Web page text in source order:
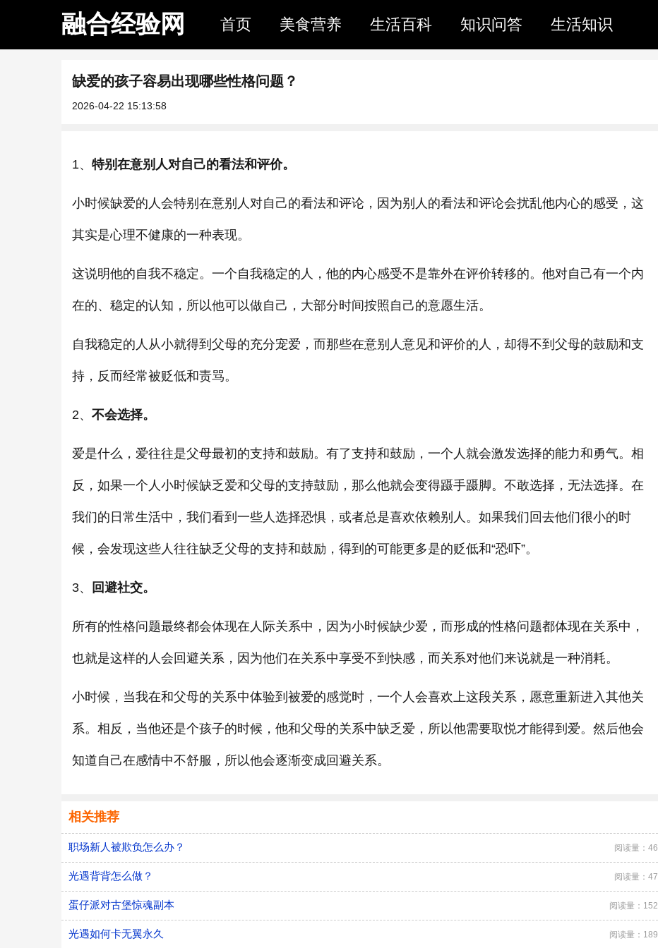
融合经验网 首页 美食营养 生活百科 知识问答 生活知识
缺爱的孩子容易出现哪些性格问题？
2026-04-22 15:13:58
1、 特别在意别人对自己的看法和评价。
小时候缺爱的人会特别在意别人对自己的看法和评论，因为别人的看法和评论会扰乱他内心的感受，这
其实是心理不健康的一种表现。
这说明他的自我不稳定。一个自我稳定的人，他的内心感受不是靠外在评价转移的。他对自己有一个内
在的、稳定的认知，所以他可以做自己，大部分时间按照自己的意愿生活。
自我稳定的人从小就得到父母的充分宠爱，而那些在意别人意见和评价的人，却得不到父母的鼓励和支
持，反而经常被贬低和责骂。
2、 不会选择。
爱是什么，爱往往是父母最初的支持和鼓励。有了支持和鼓励，一个人就会激发选择的能力和勇气。相
反，如果一个人小时候缺乏爱和父母的支持鼓励，那么他就会变得蹑手蹑脚。不敢选择，无法选择。在
我们的日常生活中，我们看到一些人选择恐惧，或者总是喜欢依赖别人。如果我们回去他们很小的时
候，会发现这些人往往缺乏父母的支持和鼓励，得到的可能更多是的贬低和“恐吓”。
3、 回避社交。
所有的性格问题最终都会体现在人际关系中，因为小时候缺少爱，而形成的性格问题都体现在关系中，
也就是这样的人会回避关系，因为他们在关系中享受不到快感，而关系对他们来说就是一种消耗。
小时候，当我在和父母的关系中体验到被爱的感觉时，一个人会喜欢上这段关系，愿意重新进入其他关
系。相反，当他还是个孩子的时候，他和父母的关系中缺乏爱，所以他需要取悦才能得到爱。然后他会
知道自己在感情中不舒服，所以他会逐渐变成回避关系。
相关推荐
职场新人被欺负怎么办？ 阅读量：46
光遇背背怎么做？ 阅读量：47
蛋仔派对古堡惊魂副本 阅读量：152
光遇如何卡无翼永久 阅读量：189